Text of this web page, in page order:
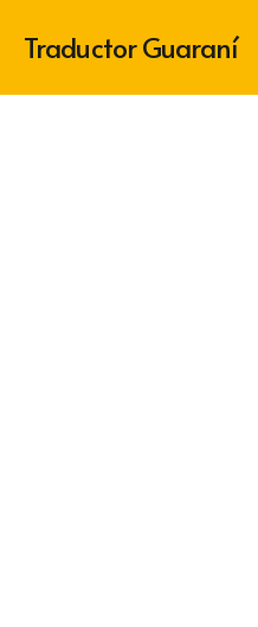
Traductor Guaraní